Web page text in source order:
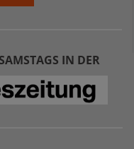
IN DER